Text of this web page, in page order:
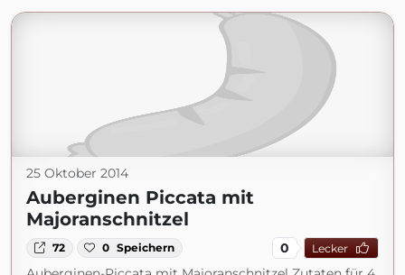
25 Oktober 2014
Auberginen Piccata mit
Majoranschnitzel
72 0 Speichern 0 Lecker